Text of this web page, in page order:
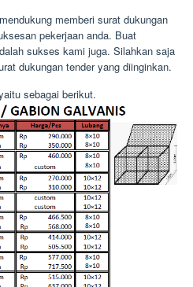
memberi surat dukungan
pekerjaan anda. Buat
sukses kami juga. Silahkan saja
dukungan tender yang diinginkan.
sebagai berikut.